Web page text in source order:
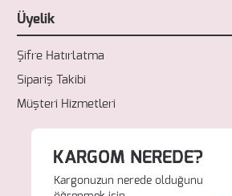
Üyelik
Şifre Hatırlatma
Sipariş Takibi
Müşteri Hizmetleri